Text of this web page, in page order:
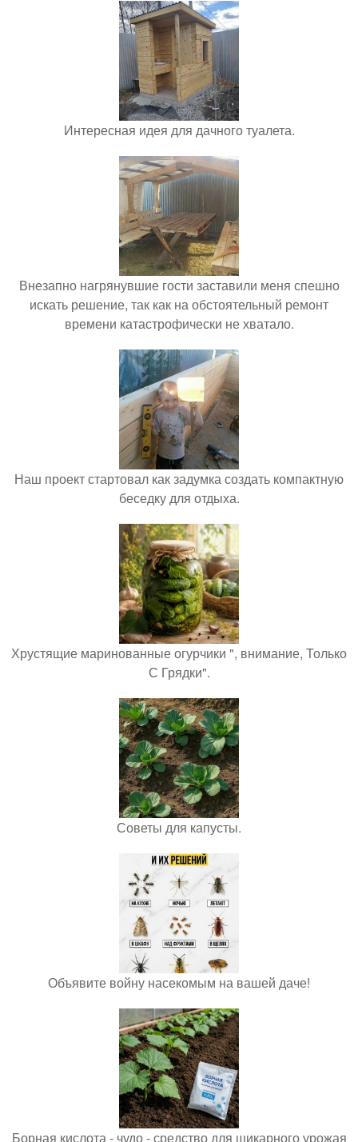
Интересная идея для дачного туалета.
Внезапно нагрянувшие гости заставили меня спешно
искать решение, так как на обстоятельный ремонт
времени катастрофически не хватало.
Наш проект стартовал как задумка создать компактную
беседку для отдыха.
Хрустящие маринованные огурчики ", внимание, Только
С Грядки".
Советы для капусты.
Объявите войну насекомым на вашей даче!
Борная кислота - чудо - средство для шикарного урожая